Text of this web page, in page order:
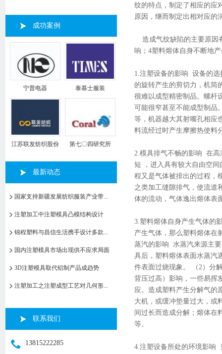
成功案例
宁普电器 泰慕士服装
江苏联发纺织股份
第七〇四研究所
最新动态
国家支持新疆发展纺织服装产业带...
注塑加工中注塑模具凸模结构设计
锦程塑料与昌信生活携手设计多款...
国内注塑模具市场出现供不应求局面
3D注塑模具取代铝制产品成趋势
注塑加工之注塑成型工艺对几何形...
联系我们
13815222285
纹的特点，制定了相应的应
原因，继而制定出相对应的
造成气纹缺陷的主要原因
响；4塑料熔体自身不断地
1.注塑设备的影响 设备的选
的旋转产生的剪切力，机筒
很难以成型精密制品。螺杆
可能很窄甚至不能成型制品
等，机器越大其射嘴孔相应
料流经过时产生摩擦热使
2.模具排气不畅的影响 在高
短 ，进入具有较大自由空
程又是气体被排出的过程，
之类加工缝隙排气，使流道
体的流动，气体逸出熔体表
3.塑料熔体自身产生气体的
产生气体，那么塑料熔体在
蒸汽的影响 水蒸汽来源主
具后，塑料熔体表面水蒸汽
件表面过烧现象。 （2）分
背压过高）影响，一些易挥
应。造成塑料产生分解气的
大机，或缓冲垫量过大，或
间过长而造成分解；熔体在
等。
4.注塑设备所处的环境影响